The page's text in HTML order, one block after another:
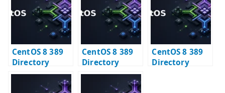
確認する
CentOS 8 389
Directory
Server 構築 #2
– 初期データ登録
CentOS 8 389
Directory
Server 構築 #3
– BIND ユーザー
CentOS 8 389
Directory